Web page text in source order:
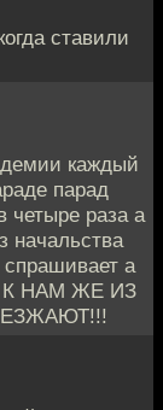
ставили
каждый
парад
четыре раза а
начальства
спрашивает а
К НАМ ЖЕ ИЗ